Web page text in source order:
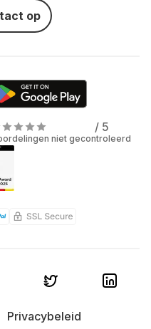
op
/ 5
niet gecontroleerd
Privacybeleid